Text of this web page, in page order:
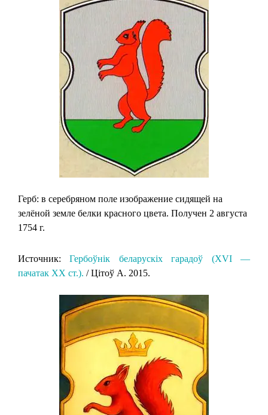
Герб: в серебряном поле изображение сидящей на
зелёной земле белки красного цвета. Получен 2 августа
1754 г.
Источник:Гербоўнік беларускіх гарадоў (XVI —
пачатак XX ст.). / Цітоў А. 2015.